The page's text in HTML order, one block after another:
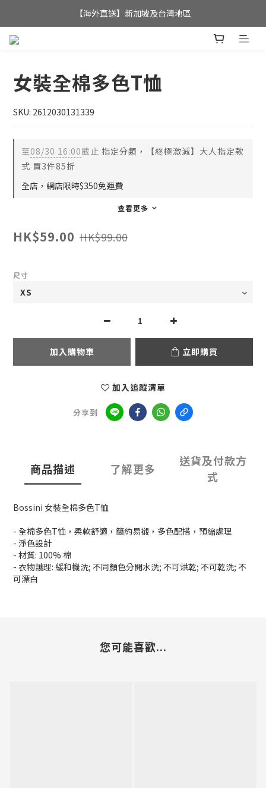
全店滿$350，即可享港澳地區免運費;
【海外直送】新加坡及台灣地區
女裝全棉多色T恤
SKU: 2612030131339
至08/30 16:00截止 指定分類，【終極激減】大人指定款
式 買3件85折
全店，網店限時$350免運費
查看更多
HK$59.00 HK$99.00
尺寸
加入購物車 立即購買
加入追蹤清單
分享到
商品描述 了解更多
送貨及付款方
式
Bossini 女裝全棉多色T恤
- 全棉多色T恤，柔軟舒適，簡約易襯，多色配搭，預縮處理
- 淨色設計
- 材質: 100% 棉
- 衣物護理: 緩和機洗; 不同顏色分開水洗; 不可烘乾; 不可乾洗; 不
可漂白
您可能喜歡...